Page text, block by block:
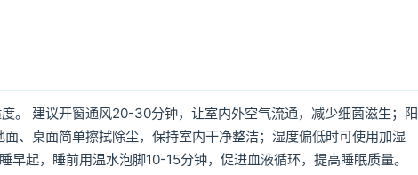
。 建议开窗通风20-30分钟，让室内外空气流通，减少细菌滋生；阳
、桌面简单擦拭除尘，保持室内干净整洁；湿度偏低时可使用加湿
起，睡前用温水泡脚10-15分钟，促进血液循环，提高睡眠质量。